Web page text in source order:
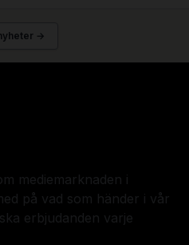
→
mediemarknaden i
på vad som händer i vår
erbjudanden varje